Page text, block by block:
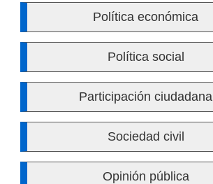
Política económica
Política social
Participación ciudadana
Sociedad civil
Opinión pública